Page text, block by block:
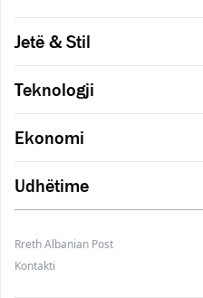
Jetë & Stil
Teknologji
Ekonomi
Udhëtime
Rreth Albanian Post
Kontakti